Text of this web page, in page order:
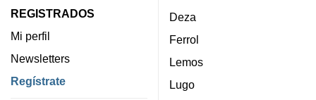
REGISTRADOS
Mi perfil
Newsletters
Regístrate
Deza
Ferrol
Lemos
Lugo